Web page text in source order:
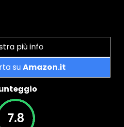
più info
suAmazon.it
7.8